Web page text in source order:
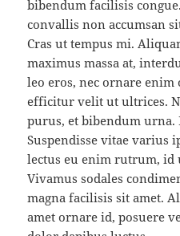
bibendum facilisis
convallis non accumsan
Cras ut tempus mi.
maximus massa at,
leo eros, nec ornare
efficitur velit ut ultrices.
purus, et bibendum urna.
Suspendisse vitae varius
lectus eu enim rutrum,
Vivamus sodales
magna facilisis sit amet.
amet ornare id, posuere